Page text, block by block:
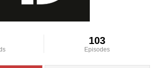
103
Episodes